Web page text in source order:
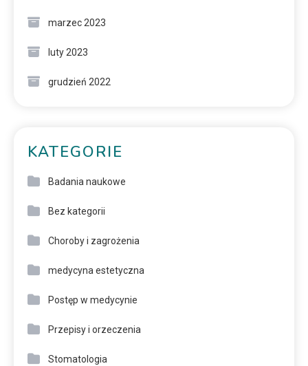
marzec 2023
luty 2023
grudzień 2022
KATEGORIE
Badania naukowe
Bez kategorii
Choroby i zagrożenia
medycyna estetyczna
Postęp w medycynie
Przepisy i orzeczenia
Stomatologia